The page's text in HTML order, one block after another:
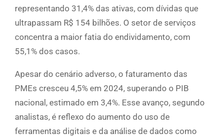
representando 31,4% das ativas, com dívidas que
ultrapassam R$ 154 bilhões. O setor de serviços
concentra a maior fatia do endividamento, com
55,1% dos casos.
Apesar do cenário adverso, o faturamento das
PMEs cresceu 4,5% em 2024, superando o PIB
nacional, estimado em 3,4%. Esse avanço, segundo
analistas, é reflexo do aumento do uso de
ferramentas digitais e da análise de dados como